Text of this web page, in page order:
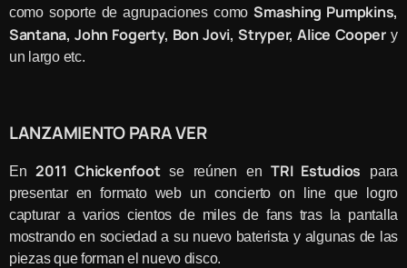
como soporte de agrupaciones comoSmashing Pumpkins,
Santana, John Fogerty, Bon Jovi, Stryper, Alice Coopery
un largo etc.
LANZAMIENTO PARA VER
En2011 Chickenfootse reúnen enTRI Estudios para
presentar en formato web un concierto on line que logro
capturar a varios cientos de miles de fans tras la pantalla
mostrando en sociedad a su nuevo baterista y algunas de las
piezas que forman el nuevo disco.